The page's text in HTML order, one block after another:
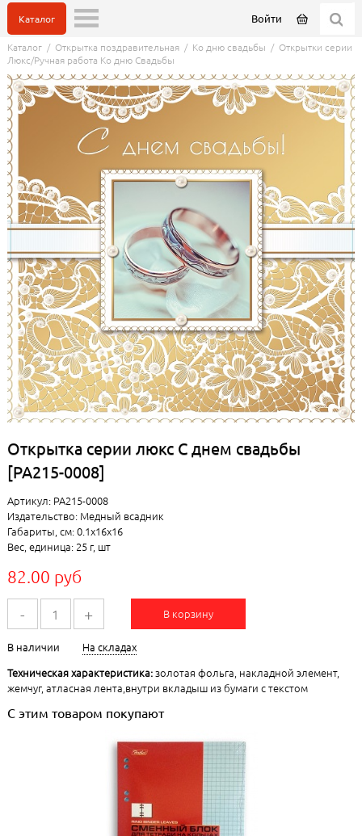
Войти
Каталог
Каталог/ Открытка поздравительная/ Ко дню свадьбы / Открытки серии
Люкс/Ручная работа Ко дню Свадьбы
Открытка серии люкс С днем свадьбы
[РА215-0008]
Артикул: РА215-0008
Издательство: Медный всадник
Габариты, см: 0.1x16x16
Вес, единица: 25 г, шт
82.00 руб
- + В корзину
В наличии
На складах
Техническая характеристика:золотая фольга, накладной элемент,
жемчуг, атласная лента,внутри вкладыш из бумаги с текстом
С этим товаром покупают